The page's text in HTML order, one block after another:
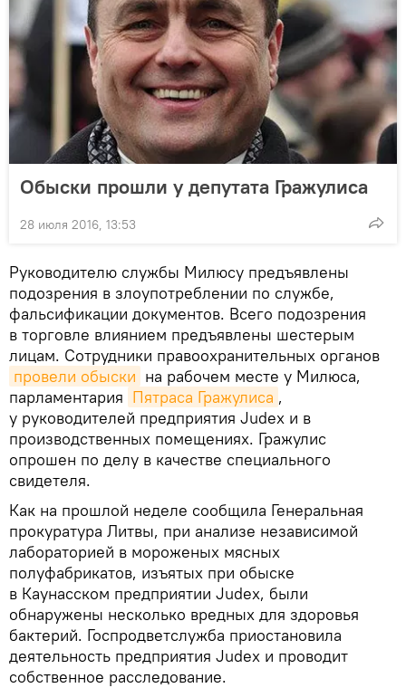
Обыски прошли у депутата Гражулиса
28 июля 2016, 13:53
Руководителю службы Милюсу предъявлены
подозрения в злоупотреблении по службе,
фальсификации документов. Всего подозрения
в торговле влиянием предъявлены шестерым
лицам. Сотрудники правоохранительных органов
провели обыски на рабочем месте у Милюса,
парламентария Пятраса Гражулиса ,
у руководителей предприятия Judex и в
производственных помещениях. Гражулис
опрошен по делу в качестве специального
свидетеля.
Как на прошлой неделе сообщила Генеральная
прокуратура Литвы, при анализе независимой
лабораторией в мороженых мясных
полуфабрикатов, изъятых при обыске
в Каунасском предприятии Judex, были
обнаружены несколько вредных для здоровья
бактерий. Госпродветслужба приостановила
деятельность предприятия Judex и проводит
собственное расследование.